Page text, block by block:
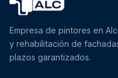
Empresa de pintores en
y rehabilitación de
plazos garantizados.